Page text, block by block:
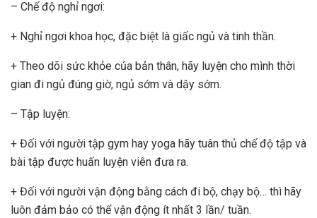
– Chế độ nghỉ ngơi:
+ Nghỉ ngơi khoa học, đặc biệt là giấc ngủ và tinh thần.
+ Theo dõi sức khỏe của bản thân, hãy luyện cho mình thời
gian đi ngủ đúng giờ, ngủ sớm và dậy sớm.
– Tập luyện:
+ Đối với người tập gym hay yoga hãy tuân thủ chế độ tập và
bài tập được huấn luyện viên đưa ra.
+ Đối với người vận động bằng cách đi bộ, chạy bộ… thì hãy
luôn đảm bảo có thể vận động ít nhất 3 lần/ tuần.